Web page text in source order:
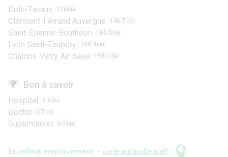
Dole-Tavaux 116 KM
Clermont-Ferrand Auvergne 146.7 KM
Saint-Étienne-Bouthéon 165.5 KM
Lyon Saint-Exupéry 168.4 KM
Châlons-Vatry Air Base 198.1 KM
Bon à savoir
Hospital 6.6 KM
Doctor 6.7 KM
Supermarket 6.7 KM
Excellent emplacement - carte agrandie à afficher